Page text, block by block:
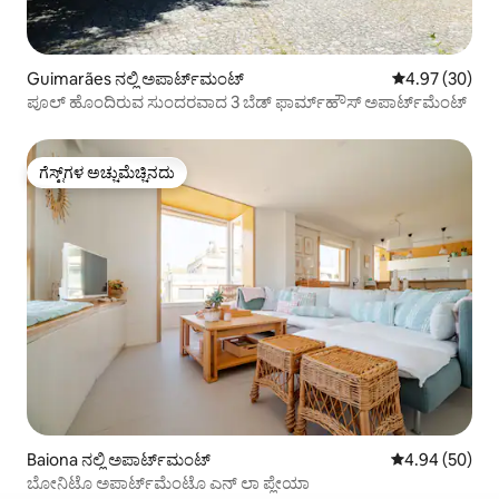
Guimarães ನಲ್ಲಿ ಅಪಾರ್ಟ್‌ಮಂಟ್ 5 ರಲ್ಲಿ 4.97
4.97 (30)
ಪೂಲ್ ಹೊಂದಿರುವ ಸುಂದರವಾದ 3 ಬೆಡ್ ಫಾರ್ಮ್‌ಹೌಸ್ ಅಪಾರ್ಟ್‌ಮೆಂಟ್
ಗೆಸ್ಟ್‌ಗಳ ಅಚ್ಚುಮೆಚ್ಚಿನದು
ಗೆಸ್ಟ್‌ಗಳ ಅಚ್ಚುಮೆಚ್ಚಿನದು
Baiona ನಲ್ಲಿ ಅಪಾರ್ಟ್‌ಮಂಟ್ 5 ರಲ್ಲಿ 4.94
4.94 (50)
ಬೋನಿಟೊ ಅಪಾರ್ಟ್‌ಮೆಂಟೊ ಎನ್ ಲಾ ಪ್ಲೇಯಾ